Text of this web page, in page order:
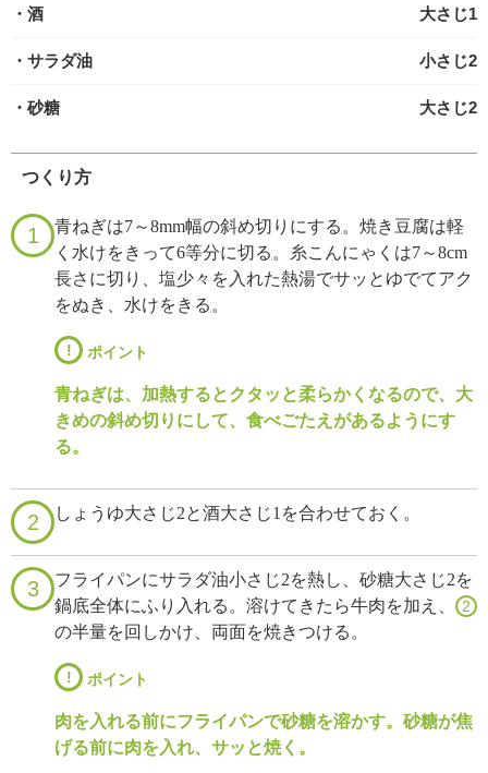
・酒 大さじ1
・サラダ油 小さじ2
・砂糖 大さじ2
つくり方
1
青ねぎは7～8mm幅の斜め切りにする。焼き豆腐は軽
く水けをきって6等分に切る。糸こんにゃくは7～8cm
長さに切り、塩少々を入れた熱湯でサッとゆでてアク
をぬき、水けをきる。
! ポイント
青ねぎは、加熱するとクタッと柔らかくなるので、大
きめの斜め切りにして、食べごたえがあるようにす
る。
2 しょうゆ大さじ2と酒大さじ1を合わせておく。
3
フライパンにサラダ油小さじ2を熱し、砂糖大さじ2を
鍋底全体にふり入れる。溶けてきたら牛肉を加え、
2
の半量を回しかけ、両面を焼きつける。
! ポイント
肉を入れる前にフライパンで砂糖を溶かす。砂糖が焦
げる前に肉を入れ、サッと焼く。